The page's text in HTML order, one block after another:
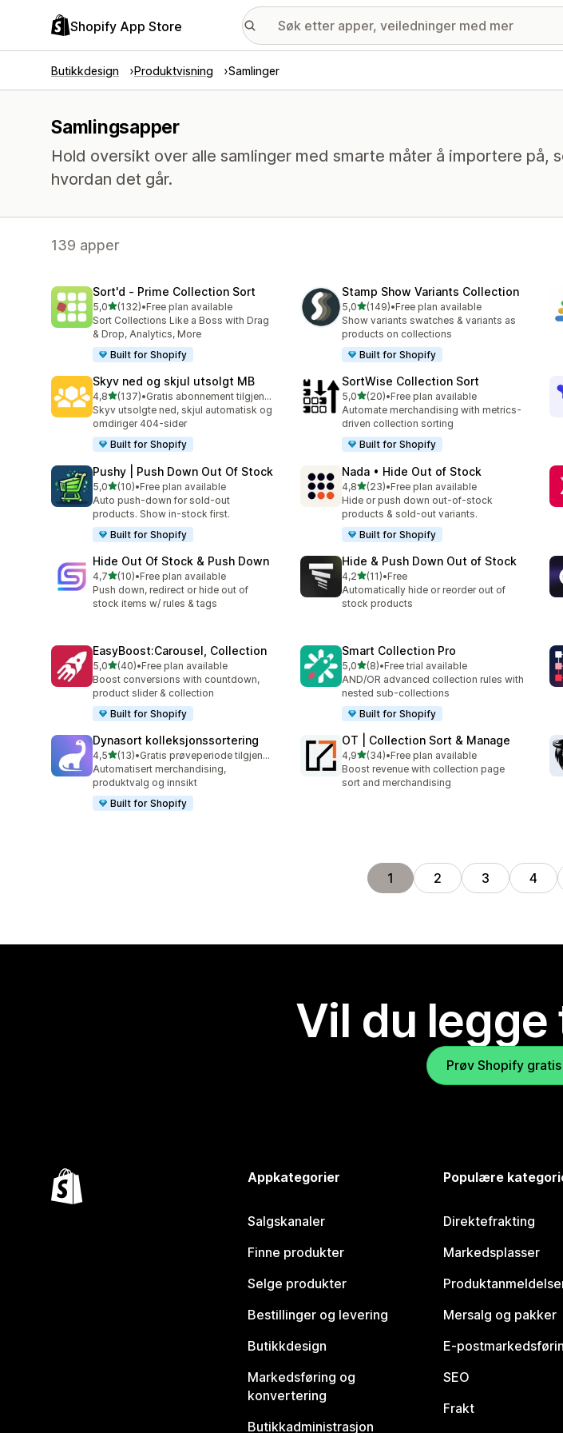
Shopify App Store
Butikkdesign Produktvisning Samlinger
Samlingsapper
Hold oversikt over alle samlinger med smarte måter å importere på,
hvordan det går.
139 apper
Sort'd ‑ Prime Collection Sort
5,0av 5 stjerner
(132)
Totalt 132 omtaler
•Free plan available
Sort Collections Like a Boss with Drag
& Drop, Analytics, More
Built for Shopify
Stamp Show Variants Collection
5,0av 5 stjerner
(149)
Totalt 149 omtaler
•Free plan available
Show variants swatches & variants as
products on collections
Built for Shopify
Skyv ned og skjul utsolgt MB
4,8av 5 stjerner
(137)
Totalt 137 omtaler
•
Gratis abonnement tilgjengelig
Skyv utsolgte ned, skjul automatisk og
omdiriger 404-sider
Built for Shopify
SortWise Collection Sort
5,0av 5 stjerner
(20)
Totalt 20 omtaler
•Free plan available
Automate merchandising with metrics-
driven collection sorting
Built for Shopify
Pushy | Push Down Out Of Stock
5,0av 5 stjerner
(10)
Totalt 10 omtaler
•Free plan available
Auto push-down for sold-out
products. Show in-stock first.
Built for Shopify
Nada • Hide Out of Stock
4,8av 5 stjerner
(23)
Totalt 23 omtaler
•Free plan available
Hide or push down out-of-stock
products & sold-out variants.
Built for Shopify
Hide Out Of Stock & Push Down
4,7av 5 stjerner
(10)
Totalt 10 omtaler
•Free plan available
Push down, redirect or hide out of
stock items w/ rules & tags
Hide & Push Down Out of Stock
4,2av 5 stjerner
(11)
Totalt 11 omtaler
•Free
Automatically hide or reorder out of
stock products
EasyBoost:Carousel, Collection
5,0av 5 stjerner
(40)
Totalt 40 omtaler
•Free plan available
Boost conversions with countdown,
product slider & collection
Built for Shopify
Smart Collection Pro
5,0av 5 stjerner
(8)
Totalt 8 omtaler
•Free trial available
AND/OR advanced collection rules with
nested sub-collections
Built for Shopify
Dynasort kolleksjonssortering
4,5av 5 stjerner
(13)
Totalt 13 omtaler
•
Gratis prøveperiode tilgjengelig
Automatisert merchandising,
produktvalg og innsikt
Built for Shopify
OT | Collection Sort & Manage
4,9av 5 stjerner
(34)
Totalt 34 omtaler
•Free plan available
Boost revenue with collection page
sort and merchandising
1 2 3 4
Vil du legge
Prøv Shopify
Appkategorier
Salgskanaler
Finne produkter
Selge produkter
Bestillinger og levering
Butikkdesign
Markedsføring og
konvertering
Butikkadministrasjon
Populære
Direktefrakting
Markedsplasser
Mersalg og pakker
E-
SEO
Frakt